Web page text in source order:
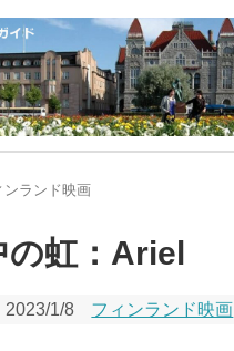
ンランド映画
の虹：Ariel
2023/1/8 フィンランド映画